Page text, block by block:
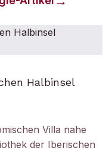
Halbinsel
Villa nahe
der Iberischen